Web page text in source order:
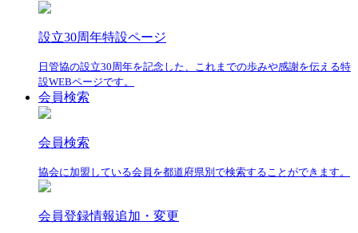
設立30周年特設ページ
日管協の設立30周年を記念した、これまでの歩みや感謝を伝える特
設WEBページです。
会員検索
会員検索
協会に加盟している会員を都道府県別で検索することができます。
会員登録情報追加・変更